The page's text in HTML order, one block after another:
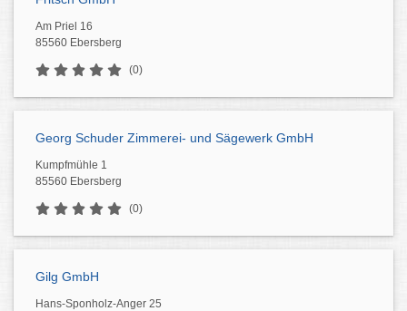
Am Priel 16
85560 Ebersberg
(0)
Georg Schuder Zimmerei- und Sägewerk GmbH
Kumpfmühle 1
85560 Ebersberg
(0)
Gilg GmbH
Hans-Sponholz-Anger 25